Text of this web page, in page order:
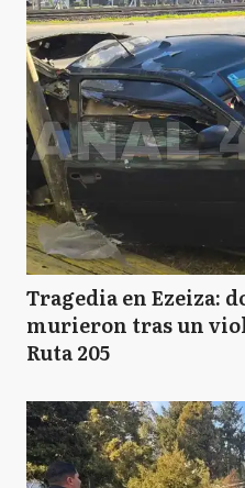
Tragedia en Ezeiza:
murieron tras un
Ruta 205